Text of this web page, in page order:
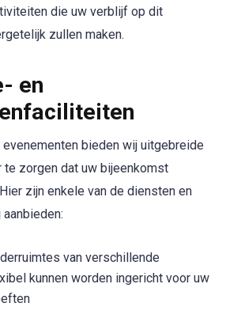
die uw verblijf op dit
zullen maken.
en
bieden wij uitgebreide
zorgen dat uw bijeenkomst
zijn enkele van de diensten en
van verschillende
kunnen worden ingericht voor uw